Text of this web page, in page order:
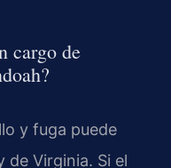
cargo de
y fuga puede
de Virginia. Si el